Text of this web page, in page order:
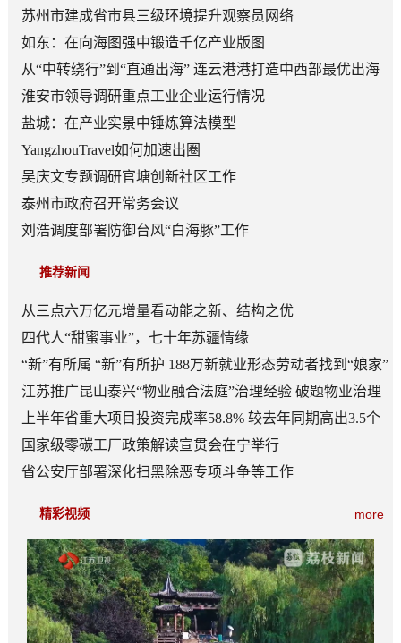
苏州市建成省市县三级环境提升观察员网络
如东：在向海图强中锻造千亿产业版图
从“中转绕行”到“直通出海” 连云港港打造中西部最优出海
口
淮安市领导调研重点工业企业运行情况
盐城：在产业实景中锤炼算法模型
YangzhouTravel如何加速出圈
吴庆文专题调研官塘创新社区工作
泰州市政府召开常务会议
刘浩调度部署防御台风“白海豚”工作
推荐新闻
从三点六万亿元增量看动能之新、结构之优
四代人“甜蜜事业”，七十年苏疆情缘
“新”有所属 “新”有所护 188万新就业形态劳动者找到“娘家”
江苏推广昆山泰兴“物业融合法庭”治理经验 破题物业治理
“老大难”
上半年省重大项目投资完成率58.8% 较去年同期高出3.5个
百分点
国家级零碳工厂政策解读宣贯会在宁举行
省公安厅部署深化扫黑除恶专项斗争等工作
more
精彩视频